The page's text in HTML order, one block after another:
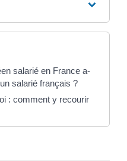
salarié en France a-
salarié français ?
: comment y recourir